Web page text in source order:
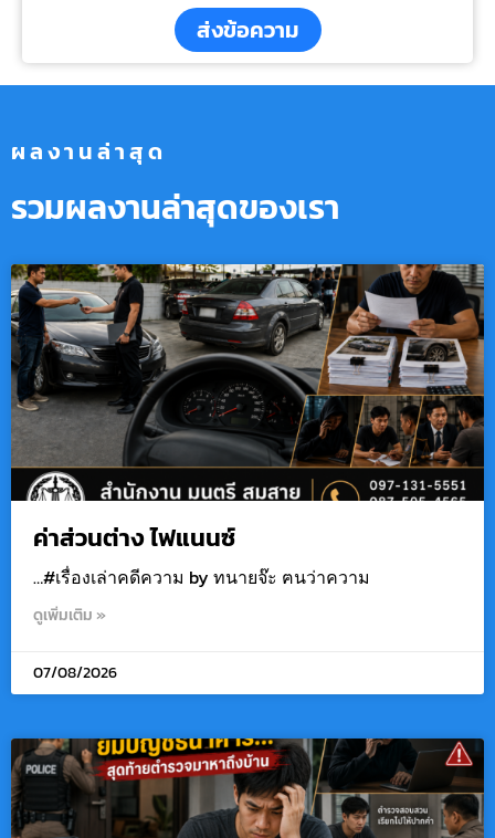
ส่งข้อความ
ผลงานล่าสุด
รวมผลงานล่าสุดของเรา
ค่าส่วนต่าง ไฟแนนซ์
…#เรื่องเล่าคดีความ by ทนายจ๊ะ ฅนว่าความ
ดูเพิ่มเติม »
07/08/2026